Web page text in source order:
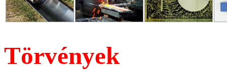
Törvények